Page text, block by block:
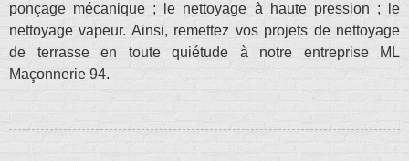
ponçage mécanique ; le nettoyage à haute pression ; le
nettoyage vapeur. Ainsi, remettez vos projets de nettoyage
de terrasse en toute quiétude à notre entreprise ML
Maçonnerie 94.